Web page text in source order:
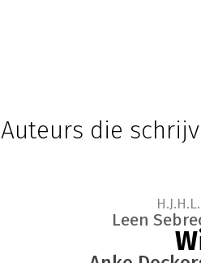
Auteurs die
Leen